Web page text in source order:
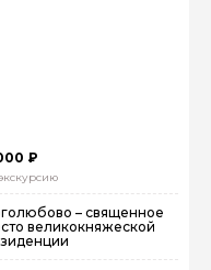
₽
– священное
великокняжеской